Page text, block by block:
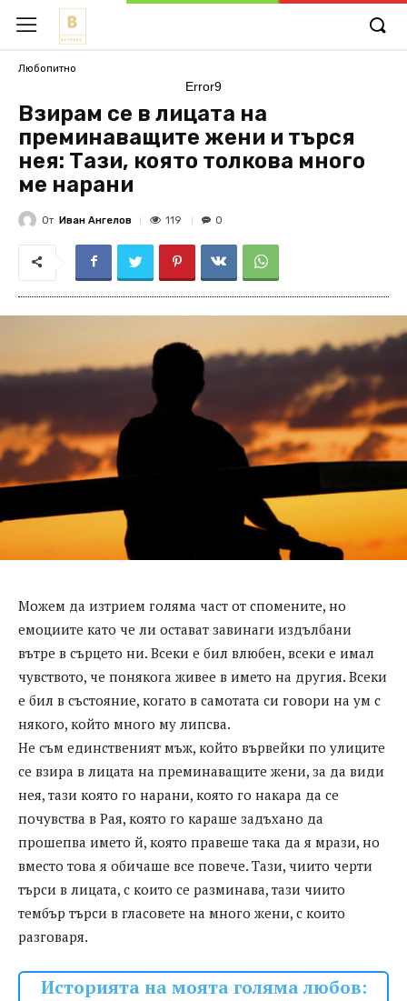
Любопитно
Error9
Взирам се в лицата на
преминаващите жени и търся
нея: Тази, която толкова много
ме нарани
От Иван Ангелов 119 0
Можем да изтрием голяма част от спомените, но
емоциите като че ли остават завинаги издълбани
вътре в сърцето ни. Всеки е бил влюбен, всеки е имал
чувството, че понякога живее в името на другия. Всеки
е бил в състояние, когато в самотата си говори на ум с
някого, който много му липсва.
Не съм единственият мъж, който вървейки по улиците
се взира в лицата на преминаващите жени, за да види
нея, тази която го нарани, която го накара да се
почувства в Рая, която го караше задъхано да
прошепва името й, която правеше така да я мрази, но
вместо това я обичаше все повече. Тази, чиито черти
търси в лицата, с които се разминава, тази чиито
тембър търси в гласовете на много жени, с които
разговаря.
Историята на моята голяма любов: